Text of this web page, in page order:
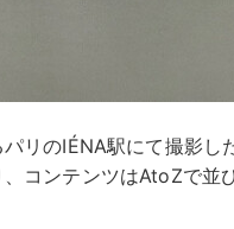
リのIÉNA駅にて撮影
コンテンツはAtoZで並